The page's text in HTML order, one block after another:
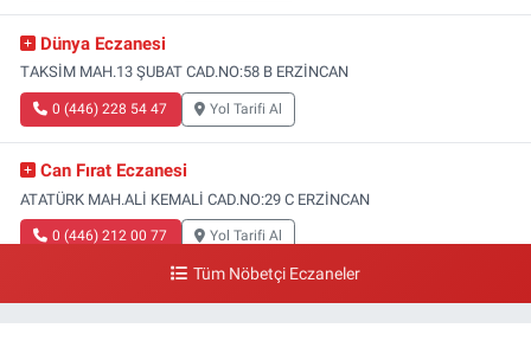
Dünya Eczanesi
TAKSİM MAH.13 ŞUBAT CAD.NO:58 B ERZİNCAN
0 (446) 228 54 47 Yol Tarifi Al
Can Fırat Eczanesi
ATATÜRK MAH.ALİ KEMALİ CAD.NO:29 C ERZİNCAN
0 (446) 212 00 77 Yol Tarifi Al
Hizmet Eczanesi
Tüm Nöbetçi Eczaneler